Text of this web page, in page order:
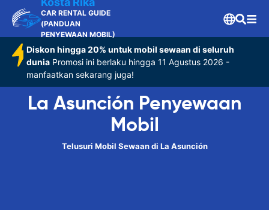
CAR RENTAL GUIDE
(PANDUAN
PENYEWAAN MOBIL)
Diskon hingga 20% untuk mobil sewaan di seluruh
dunia Promosi ini berlaku hingga 11 Agustus 2026 -
manfaatkan sekarang juga!
La Asunción Penyewaan
Mobil
Telusuri Mobil Sewaan di La Asunción